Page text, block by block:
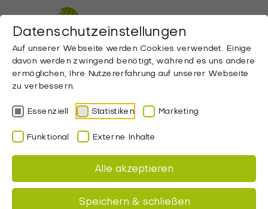
ZUM HAUPTINHALT SPRINGEN
Wochenende
auf dem
Caravan Salon
Datenschutzeinstellungen
Auf unserer Webseite werden Cookies verwendet. Einige
davon werden zwingend benötigt, während es uns andere
ermöglichen, Ihre Nutzererfahrung auf unserer Webseite
zu verbessern.
Essenziell Statistiken Marketing
Funktional Externe Inhalte
Alle akzeptieren
Speichern & schließen